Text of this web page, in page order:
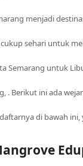
menjadi
sehari untuk
Semarang untuk
. Berikut ini ada
di bawah ini,